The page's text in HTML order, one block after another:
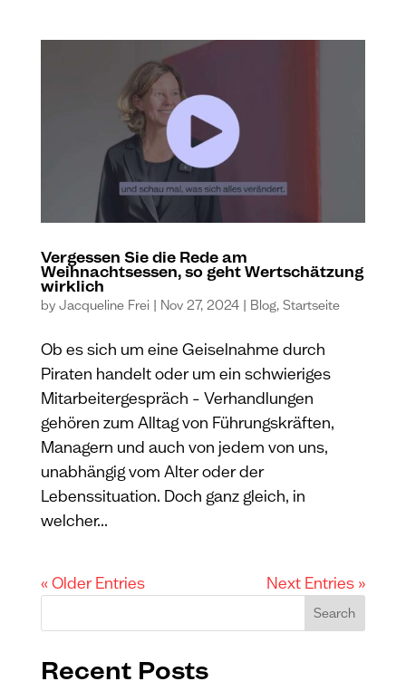
Vergessen Sie die Rede am
Weihnachtsessen, so geht Wertschätzung
wirklich
by Jacqueline Frei | Nov 27, 2024| Blog, Startseite
Ob es sich um eine Geiselnahme durch
Piraten handelt oder um ein schwieriges
Mitarbeitergespräch – Verhandlungen
gehören zum Alltag von Führungskräften,
Managern und auch von jedem von uns,
unabhängig vom Alter oder der
Lebenssituation. Doch ganz gleich, in
welcher...
« Older Entries Next Entries »
Search
Recent Posts